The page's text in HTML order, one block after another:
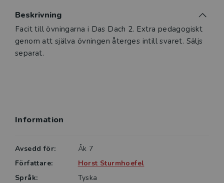
Beskrivning
Facit till övningarna i Das Dach 2. Extra pedagogiskt
genom att själva övningen återges intill svaret. Säljs
separat.
Information
Avsedd för:
Åk 7
Författare:
Horst Sturmhoefel
Språk:
Tyska